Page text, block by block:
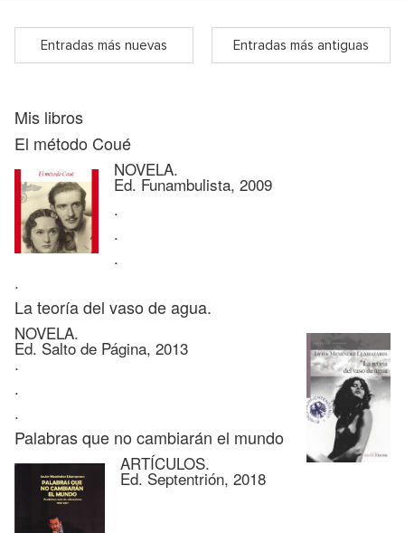
Entradas más nuevas Entradas más antiguas
Mis libros
El método Coué
NOVELA.
Ed. Funambulista, 2009
.
.
.
.
La teoría del vaso de agua.
NOVELA.
Ed. Salto de Página, 2013
.
.
.
Palabras que no cambiarán el mundo
ARTÍCULOS.
Ed. Septentrión, 2018